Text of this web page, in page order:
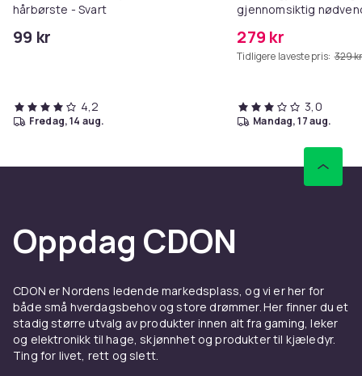
hårbørste - Svart
99 kr
4,2
fredag, 14 aug.
gjennomsiktig
279 kr
Tidligere laveste pris: 329
3,0
mandag, 17 aug.
Oppdag CDON
CDON er Nordens ledende markedsplass, og vi er her for
både små hverdagsbehov og store drømmer. Her finner du et
stadig større utvalg av produkter innen alt fra gaming, leker
og elektronikk til hage, skjønnhet og produkter til kjæledyr.
Ting for livet, rett og slett.